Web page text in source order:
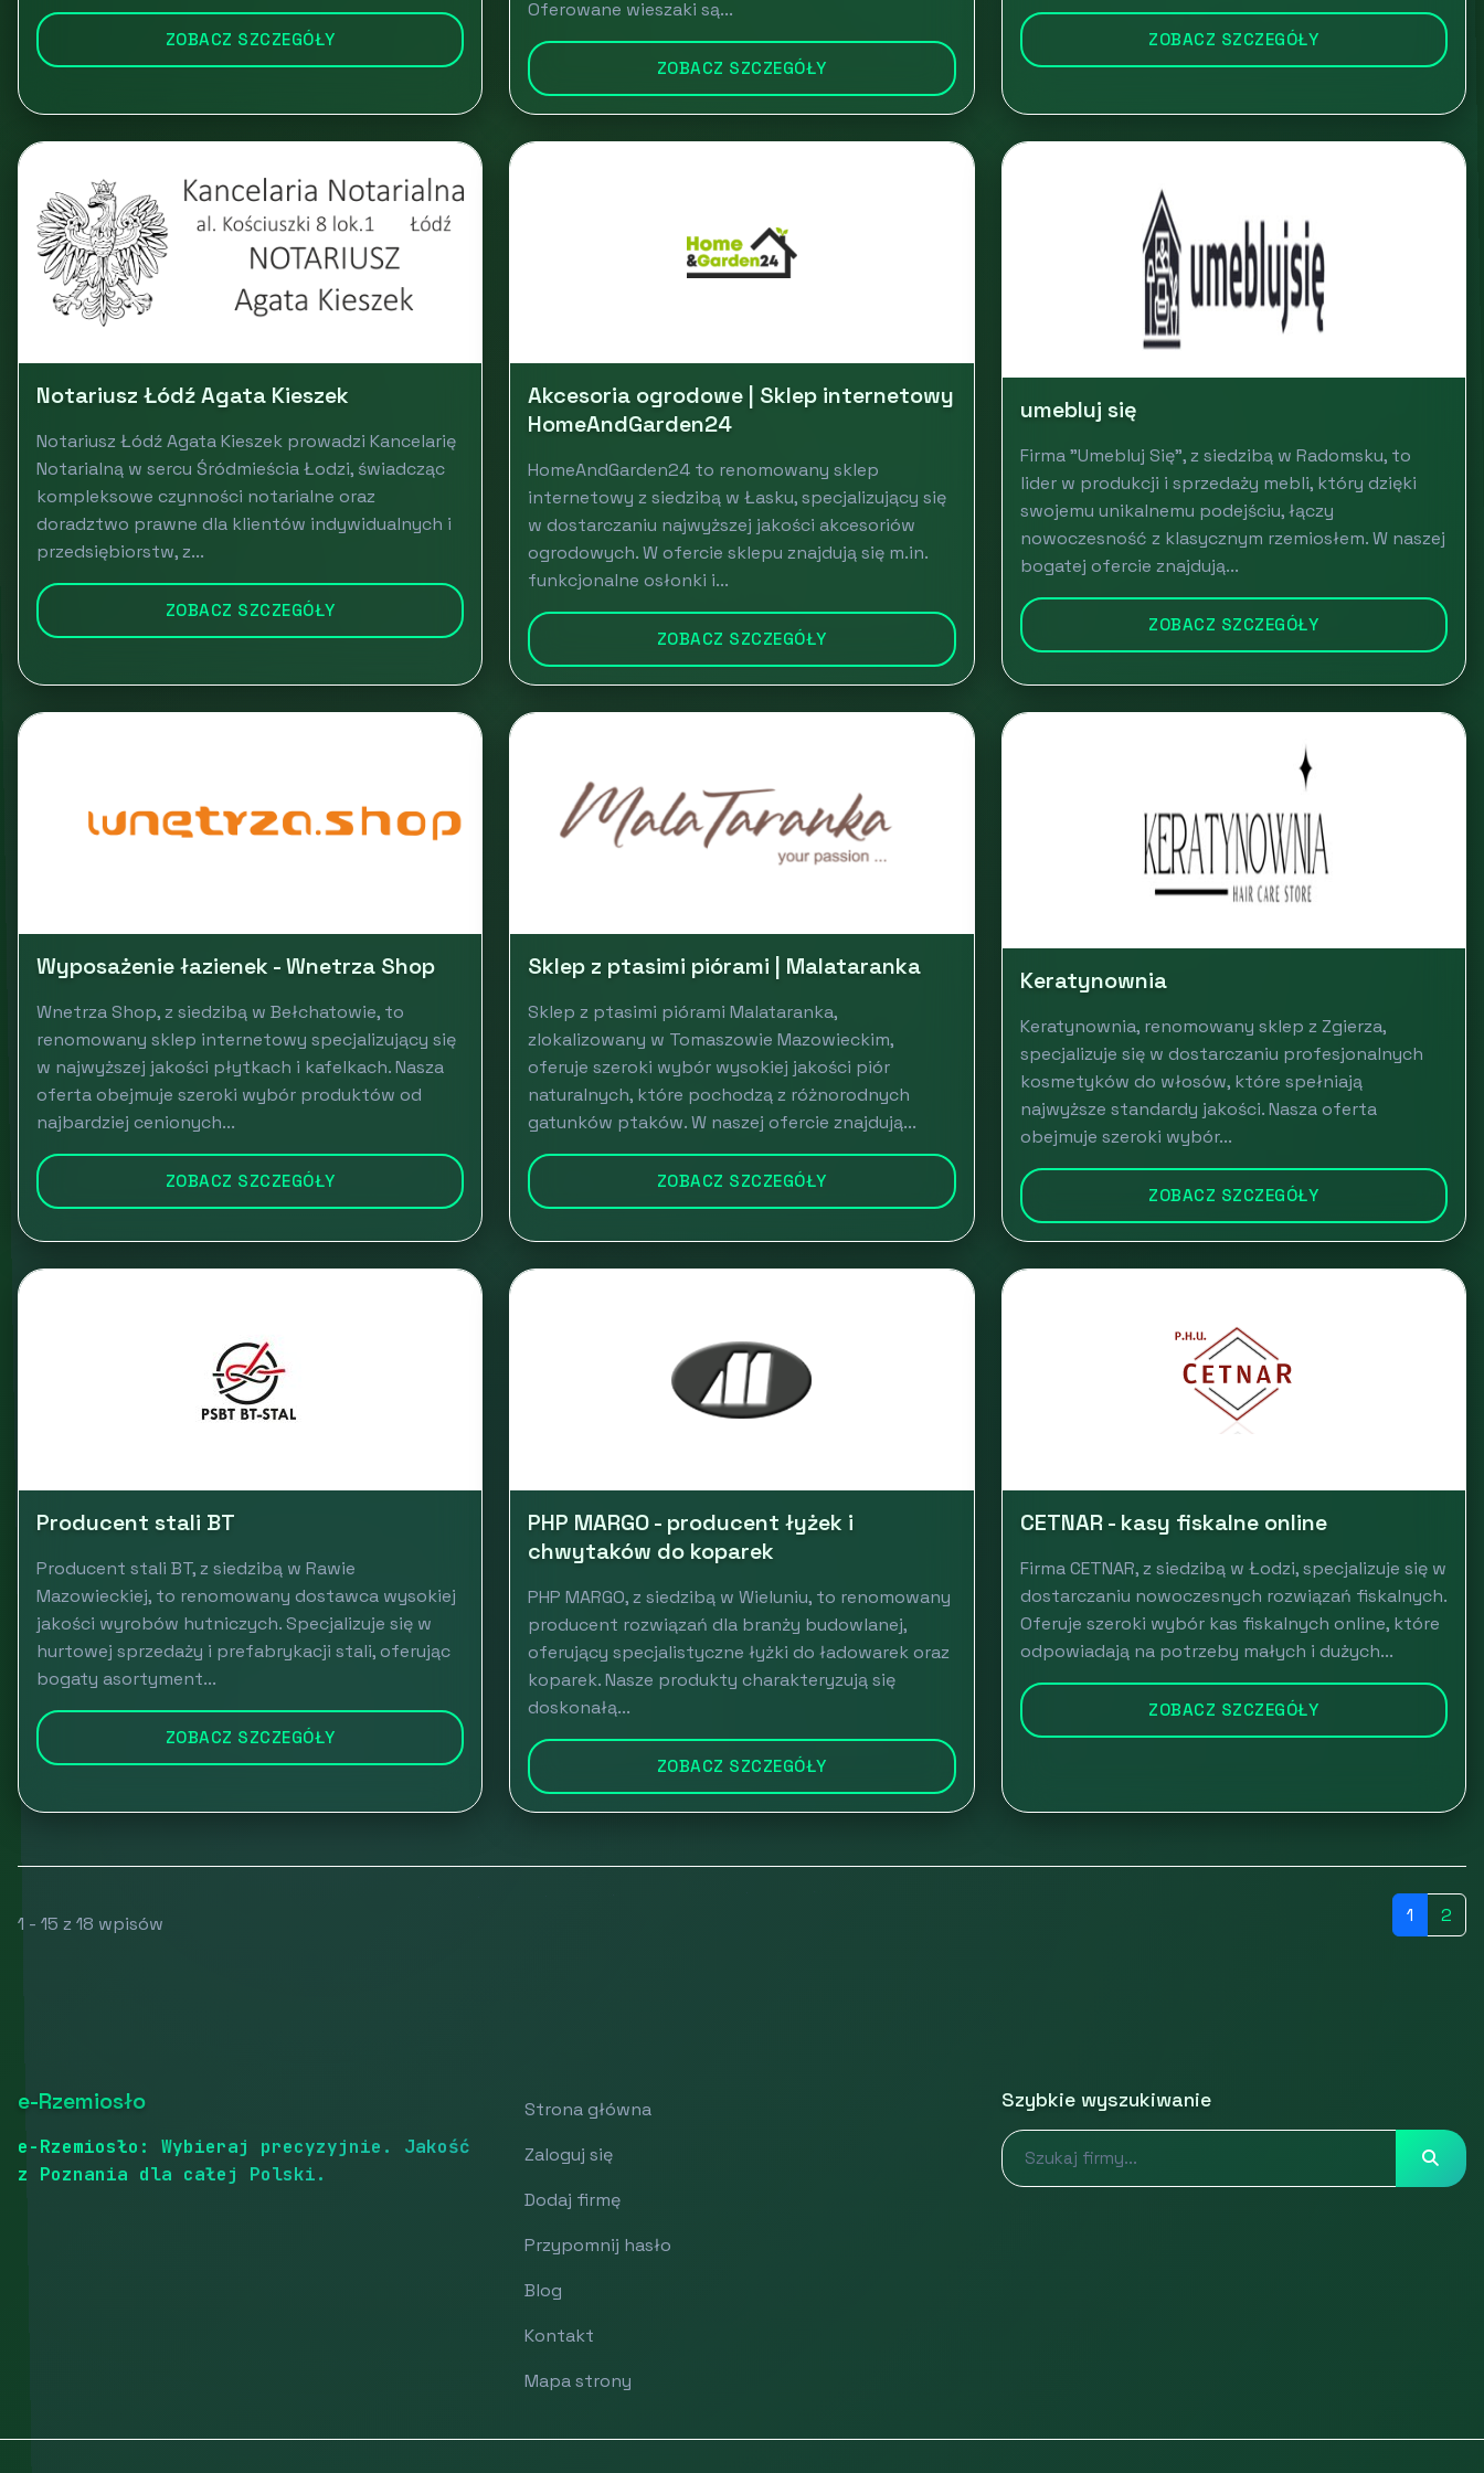
ZOBACZ SZCZEGÓŁY
Oferowane wieszaki są...
ZOBACZ SZCZEGÓŁY
ZOBACZ SZCZEGÓŁY
Notariusz Łódź Agata Kieszek
Notariusz Łódź Agata Kieszek prowadzi Kancelarię
Notarialną w sercu Śródmieścia Łodzi, świadcząc
kompleksowe czynności notarialne oraz
doradztwo prawne dla klientów indywidualnych i
przedsiębiorstw, z...
ZOBACZ SZCZEGÓŁY
Akcesoria ogrodowe | Sklep internetowy
HomeAndGarden24
HomeAndGarden24 to renomowany sklep
internetowy z siedzibą w Łasku, specjalizujący się
w dostarczaniu najwyższej jakości akcesoriów
ogrodowych. W ofercie sklepu znajdują się m.in.
funkcjonalne osłonki i...
ZOBACZ SZCZEGÓŁY
umebluj się
Firma "Umebluj Się", z siedzibą w Radomsku, to
lider w produkcji i sprzedaży mebli, który dzięki
swojemu unikalnemu podejściu, łączy
nowoczesność z klasycznym rzemiosłem. W naszej
bogatej ofercie znajdują...
ZOBACZ SZCZEGÓŁY
Wyposażenie łazienek - Wnetrza Shop
Wnetrza Shop, z siedzibą w Bełchatowie, to
renomowany sklep internetowy specjalizujący się
w najwyższej jakości płytkach i kafelkach. Nasza
oferta obejmuje szeroki wybór produktów od
najbardziej cenionych...
ZOBACZ SZCZEGÓŁY
Sklep z ptasimi piórami | Malataranka
Sklep z ptasimi piórami Malataranka,
zlokalizowany w Tomaszowie Mazowieckim,
oferuje szeroki wybór wysokiej jakości piór
naturalnych, które pochodzą z różnorodnych
gatunków ptaków. W naszej ofercie znajdują...
ZOBACZ SZCZEGÓŁY
Keratynownia
Keratynownia, renomowany sklep z Zgierza,
specjalizuje się w dostarczaniu profesjonalnych
kosmetyków do włosów, które spełniają
najwyższe standardy jakości. Nasza oferta
obejmuje szeroki wybór...
ZOBACZ SZCZEGÓŁY
Producent stali BT
Producent stali BT, z siedzibą w Rawie
Mazowieckiej, to renomowany dostawca wysokiej
jakości wyrobów hutniczych. Specjalizuje się w
hurtowej sprzedaży i prefabrykacji stali, oferując
bogaty asortyment...
ZOBACZ SZCZEGÓŁY
PHP MARGO - producent łyżek i
chwytaków do koparek
PHP MARGO, z siedzibą w Wieluniu, to renomowany
producent rozwiązań dla branży budowlanej,
oferujący specjalistyczne łyżki do ładowarek oraz
koparek. Nasze produkty charakteryzują się
doskonałą...
ZOBACZ SZCZEGÓŁY
CETNAR - kasy fiskalne online
Firma CETNAR, z siedzibą w Łodzi, specjalizuje się w
dostarczaniu nowoczesnych rozwiązań fiskalnych.
Oferuje szeroki wybór kas fiskalnych online, które
odpowiadają na potrzeby małych i dużych...
ZOBACZ SZCZEGÓŁY
1 - 15 z 18 wpisów 1 2
e-Rzemiosło
e-Rzemiosło: Wybieraj precyzyjnie. Jakość
z Poznania dla całej Polski.
Strona główna
Zaloguj się
Dodaj firmę
Przypomnij hasło
Blog
Kontakt
Mapa strony
Szybkie wyszukiwanie